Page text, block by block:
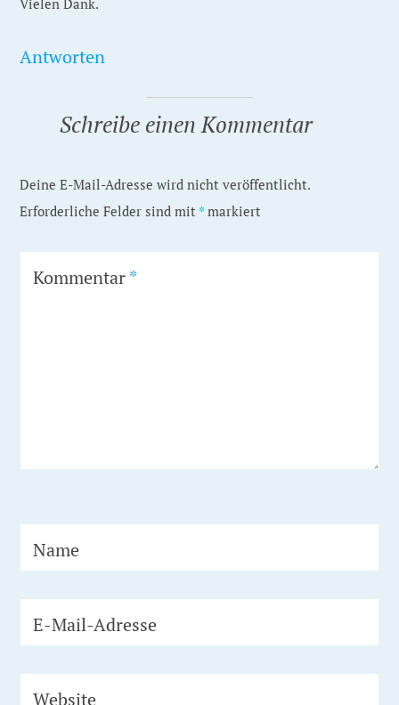
Vielen Dank.
Antworten
Schreibe einen Kommentar
Deine E-Mail-Adresse wird nicht veröffentlicht.
Erforderliche Felder sind mit * markiert
Kommentar*
Name
E-Mail-Adresse
Website